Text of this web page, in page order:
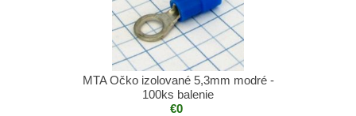
MTA Očko izolované 5,3mm modré -
100ks balenie
€0